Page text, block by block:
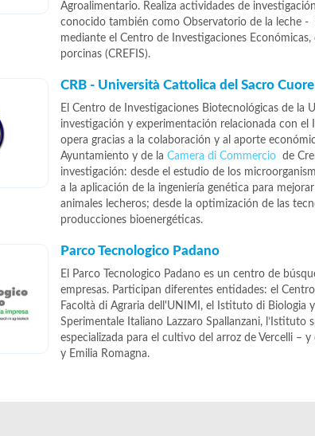
Agroalimentario. Realiza actividades de
conocido también como Observatorio de la leche
mediante el Centro de Investigaciones
porcinas (CREFIS).
CRB - Università Cattolica del Sacro
El Centro de Investigaciones Biotecnológicas de la
investigación y experimentación relacionada con
opera gracias a la colaboración y al aporte
Ayuntamiento y de la Camera di Commerciode
investigación: desde el estudio de los
a la aplicación de la ingeniería genética para
animales lecheros; desde la optimización de las
producciones bioenergéticas.
Parco Tecnologico Padano
El Parco Tecnologico Padano es un centro de
empresas. Participan diferentes entidades: el
Facoltà di Agraria dell'UNIMI, el Istituto di Biologia
Sperimentale Italiano Lazzaro Spallanzani, l’Istituto
especializada para el cultivo del arroz de Vercelli –
y Emilia Romagna.